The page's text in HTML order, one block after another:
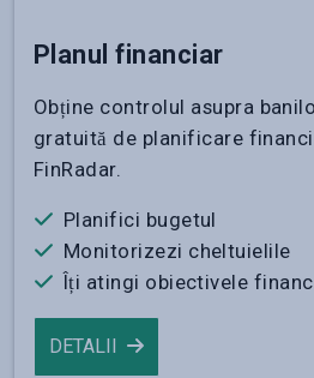
Planul financiar
Obține controlul asupra
gratuită de planificare
FinRadar.
Planifici bugetul
Monitorizezi cheltuielile
Îți atingi obiectivele
DETALII